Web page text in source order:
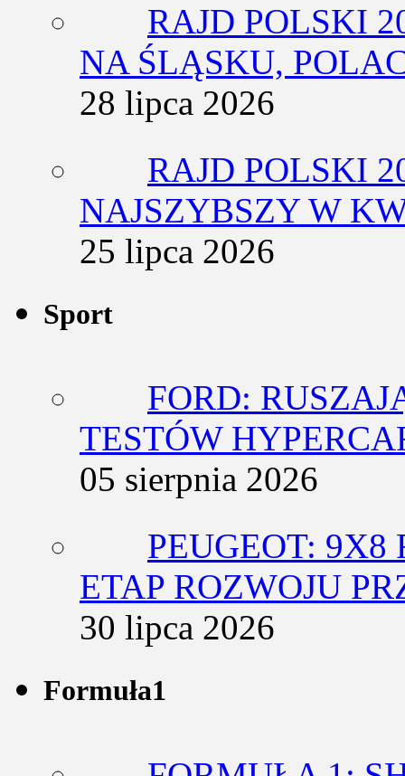
RAJD POLSKI
NA ŚLĄSKU,
28 lipca 2026
RAJD POLSKI
NAJSZYBSZY W
25 lipca 2026
Sport
FORD:
TESTÓW
05 sierpnia 2026
PEUGEOT: 9X8
ETAP ROZWOJU
30 lipca 2026
Formuła1